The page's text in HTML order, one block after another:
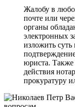
Жалобу в
почте или
органы
электронных
изложить
юриста. Также
действия
прокуратуру